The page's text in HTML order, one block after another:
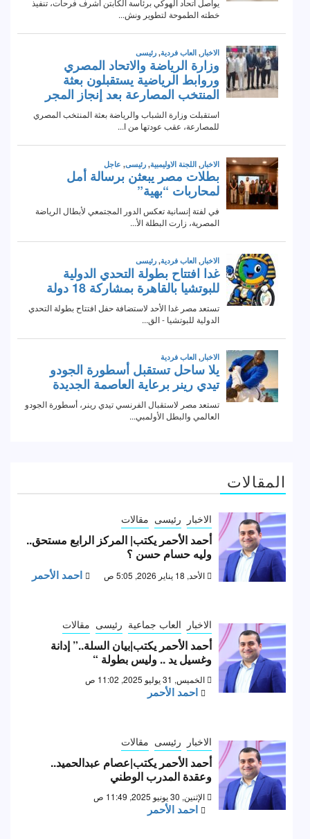
المقالات
الاخبار رئيسى مقالات
أحمد الأحمر يكتب| المركز الرابع مستحق..
وليه حسام حسن ؟
الأحد, 18 يناير 2026, 5:05 ص احمد الأحمر
الاخبار العاب جماعية رئيسى مقالات
أحمد الأحمر يكتب|بيان السلة..” إدانة
وغسيل يد .. وليس بطولة “
الخميس, 31 يوليو 2025, 11:02 ص
احمد الأحمر
الاخبار رئيسى مقالات
أحمد الأحمر يكتب|عصام عبدالحميد..
وعقدة المدرب الوطني
الإثنين, 30 يونيو 2025, 11:49 ص
احمد الأحمر